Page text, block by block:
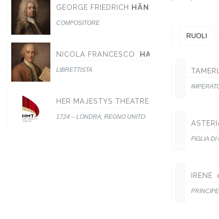
GEORGE FRIEDRICH HÄNDEL
COMPOSITORE
NICOLA FRANCESCO HAYM
LIBRETTISTA
HER MAJESTYS THEATRE
1724 – LONDRA, REGNO UNITO
RUOLI
FIGLIA DI
IRENE